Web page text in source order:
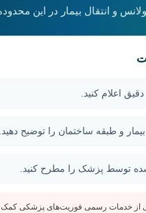
و انتقال بیمار در این
اعلام کنید.
و طبقه ساختمان را توضیح دهید.
توسط پزشک را مطرح کنید.
از خدمات رسمی فوریت‌های پزشکی کمک